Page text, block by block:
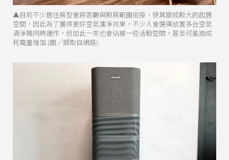
▲目前不少居住房型會將客廳與廚房範圍銜接，使其變成較大的起居
空間，因此為了獲得更好空氣濾淨效果，不少人會選擇放置多台空氣
清淨機同時運作，但如此一來也會佔據一些活動空間，甚至可能造成
耗電量增加 (圖／擷取自網路)